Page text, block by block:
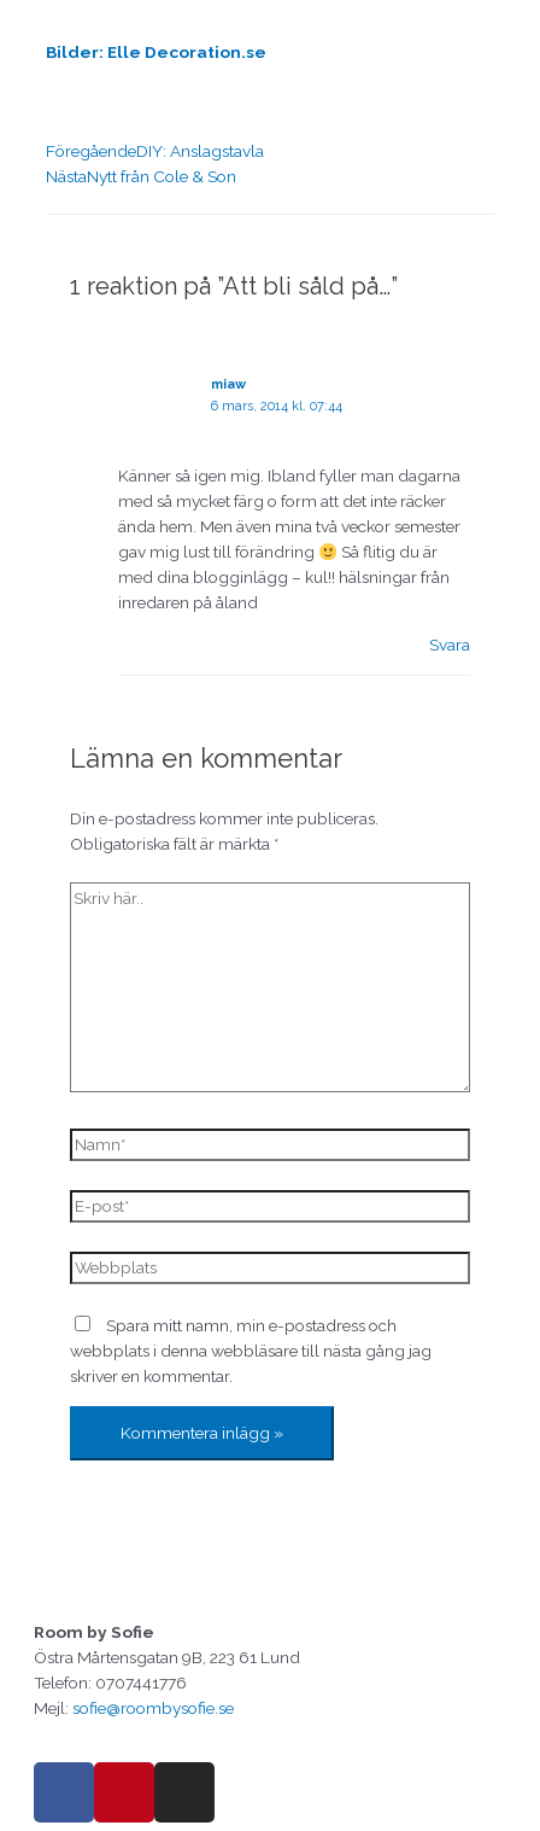
Bilder: Elle Decoration.se
Föregående
FöregåendeDIY: Anslagstavla
NästaNytt från Cole & Son
Nästa
1 reaktion på ”Att bli såld på…”
miaw
6 mars, 2014 kl. 07:44
Känner så igen mig. Ibland fyller man dagarna
med så mycket färg o form att det inte räcker
ända hem. Men även mina två veckor semester
gav mig lust till förändring
Så flitig du är
med dina blogginlägg – kul!! hälsningar från
inredaren på åland
Svara
Lämna en kommentar
Din e-postadress kommer inte publiceras.
Obligatoriska fält är märkta *
Spara mitt namn, min e-postadress och
webbplats i denna webbläsare till nästa gång jag
skriver en kommentar.
Room by Sofie
Östra Mårtensgatan 9B, 223 61 Lund
Telefon: 0707441776
Mejl: sofie@roombysofie.se